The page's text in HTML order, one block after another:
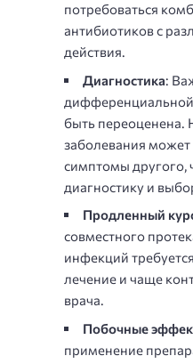
потребоваться
антибиотиков с
действия.
Диагностика:
быть переоценена.
заболевания
симптомы другого,
диагностику и
Продленный
совместного
инфекций
лечение и чаще
врача.
Побочные
применение